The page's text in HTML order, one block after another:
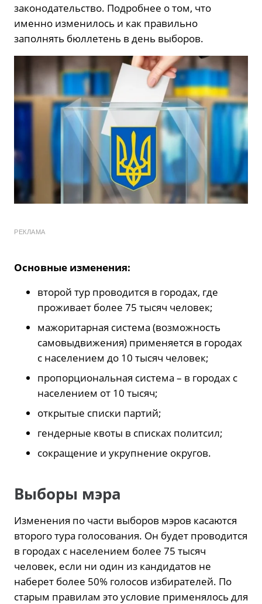
законодательство. Подробнее о том, что
именно изменилось и как правильно
заполнять бюллетень в день выборов.
РЕКЛАМА
Основные изменения:
второй тур проводится в городах, где
проживает более 75 тысяч человек;
мажоритарная система (возможность
самовыдвижения) применяется в городах
с населением до 10 тысяч человек;
пропорциональная система – в городах с
населением от 10 тысяч;
открытые списки партий;
гендерные квоты в списках политсил;
сокращение и укрупнение округов.
Выборы мэра
Изменения по части выборов мэров касаются
второго тура голосования. Он будет проводится
в городах с населением более 75 тысяч
человек, если ни один из кандидатов не
наберет более 50% голосов избирателей. По
старым правилам это условие применялось для